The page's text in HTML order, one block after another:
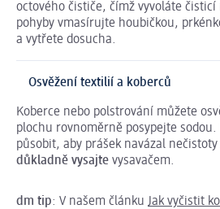
octového čističe, čímž vyvoláte čisticí
pohyby vmasírujte houbičkou,
a vytřete dosucha.
Osvěžení textilií a koberců
Koberce nebo polstrování můžete
plochu rovnoměrně posypejte
působit, aby prášek navázal
důkladně vysajte vysavačem.
dm tip: V našem článku Jak vyčistit